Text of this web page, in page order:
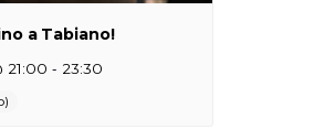
a Tabiano!
21:00 - 23:30